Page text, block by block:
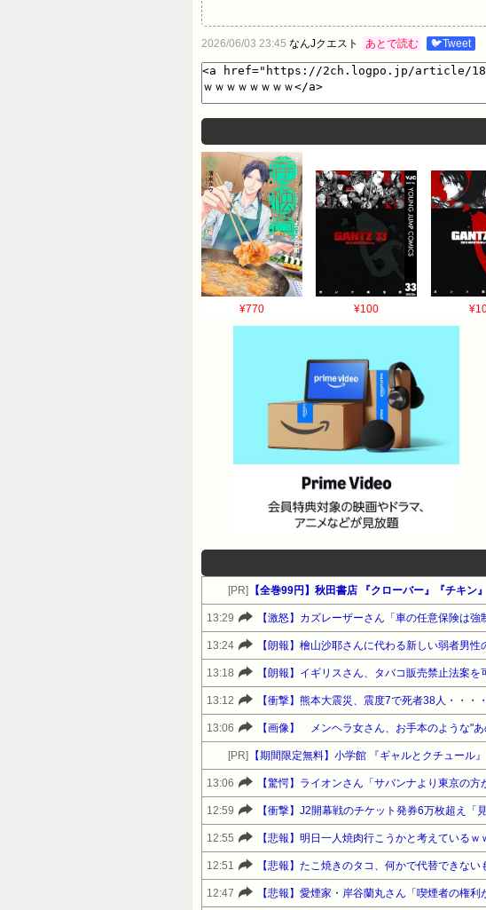
2026/06/03 23:45 なんJクエスト あとで読む 🐦Tweet
¥770 ¥100
[PR] 【全巻99円】秋田書店 『クローバー』『チキン
13:29 【激怒】カズレーザーさん「車の任意保険は
13:24 【朗報】檜山沙耶さんに代わる新しい弱者男
13:18 【朗報】イギリスさん、タバコ販売禁止法案
13:12 【衝撃】熊本大震災、震度7で死者38人・・・
13:06 【画像】 メンヘラ女さん、お手本のような"
[PR] 【期間限定無料】小学館 『ギャルとクチュール
13:06 【驚愕】ライオンさん「サバンナより東京の
12:59 【衝撃】J2開幕戦のチケット発券6万枚超え「
12:55 【悲報】明日一人焼肉行こうかと考えているｗ
12:51 【悲報】たこ焼きのタコ、何かで代替できな
12:47 【悲報】愛煙家・岸谷蘭丸さん「喫煙者の権